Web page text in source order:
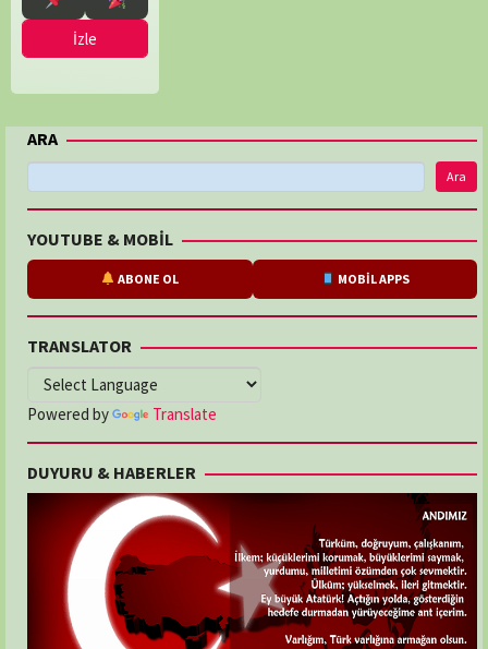
Ryabinina
İzle
ARA
Ara
YOUTUBE & MOBİL
ABONE OL MOBİL APPS
TRANSLATOR
Powered by Translate
DUYURU & HABERLER